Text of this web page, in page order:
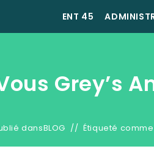
ENT 45
Grey’s
dansBLOG Étiqueté comme